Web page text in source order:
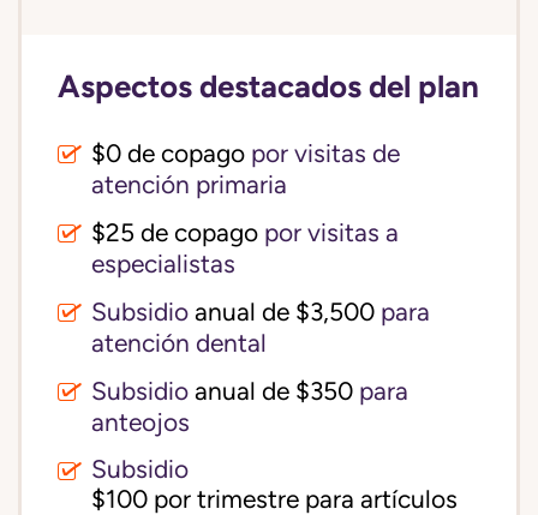
Aspectos destacados del plan
$0 de copago por visitas de
atención primaria
$25 de copago por visitas a
especialistas
Subsidio anual de $3,500 para
atención dental
Subsidio anual de $350 para
anteojos
Subsidio
$100 por trimestre para artículos